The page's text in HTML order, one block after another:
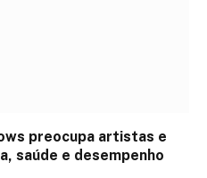
preocupa artistas e
saúde e desempenho